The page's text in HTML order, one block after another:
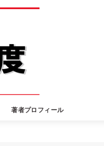
著者プロフィール